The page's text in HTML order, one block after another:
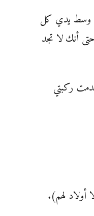
وسط يدي كل
أنك لا تجد
ركبتي
أولاد لهم).